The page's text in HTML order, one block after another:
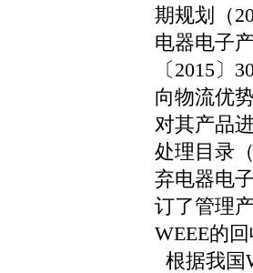
期规划（
电器电子
〔2015〕
向物流优
对其产品
处理目录
弃电器电
订了管理
WEEE的
根据我国